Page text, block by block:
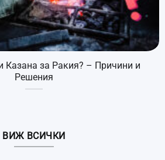
Казана за Ракия? – Причини и
Решения
ВИЖ ВСИЧКИ